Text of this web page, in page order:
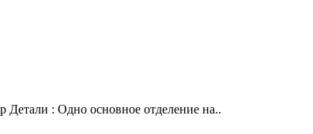
: Одно основное отделение на..